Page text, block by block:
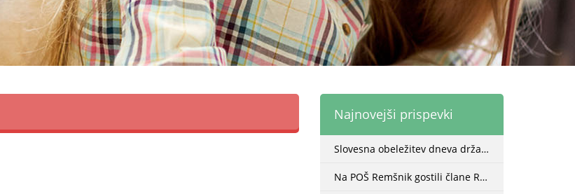
Najnovejši prispevki
Slovesna obeležitev dneva državnosti na Remšniku
Na POŠ Remšnik gostili člane Radiokluba Radlje